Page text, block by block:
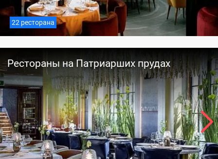
22 ресторана
Рестораны на Патриарших прудах